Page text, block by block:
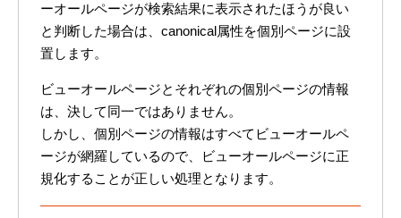
ーオールページが検索結果に表示されたほうが良い
と判断した場合は、canonical属性を個別ページに設
置します。
ビューオールページとそれぞれの個別ページの情報
は、決して同一ではありません。
しかし、個別ページの情報はすべてビューオールペ
ージが網羅しているので、ビューオールページに正
規化することが正しい処理となります。